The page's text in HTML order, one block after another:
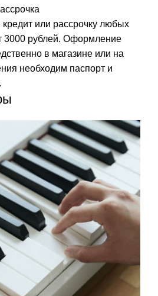
или рассрочку любых
3000 рублей. Оформление
в магазине или на
необходим паспорт и